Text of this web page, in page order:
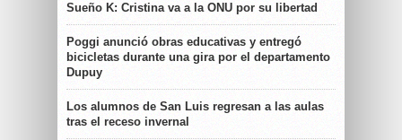
Sueño K: Cristina va a la ONU por su libertad
Poggi anunció obras educativas y entregó
bicicletas durante una gira por el departamento
Dupuy
Los alumnos de San Luis regresan a las aulas
tras el receso invernal